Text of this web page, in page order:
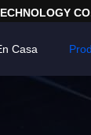
Casa